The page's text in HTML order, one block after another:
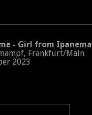
- Girl from Ipanema
Frankfurt/Main
2023